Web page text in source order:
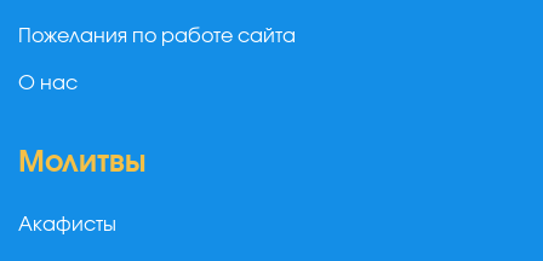
Пожелания по работе сайта
О нас
Молитвы
Акафисты